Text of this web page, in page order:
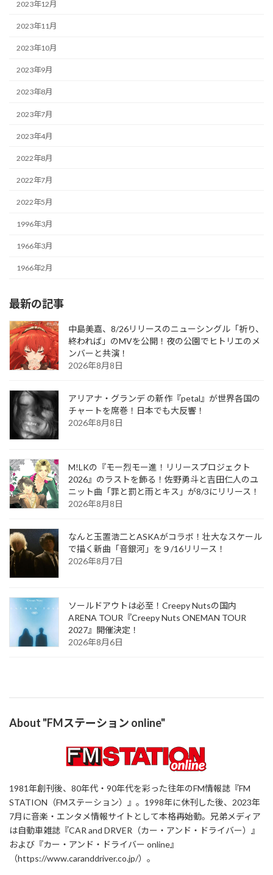
2023年12月
2023年11月
2023年10月
2023年9月
2023年8月
2023年7月
2023年4月
2022年8月
2022年7月
2022年5月
1996年3月
1966年3月
1966年2月
最新の記事
中島美嘉、8/26リリースのニューシングル「祈り、
終われば」のMVを公開！夜の公園でヒトリエのメ
ンバーと共演！
2026年8月8日
アリアナ・グランデ の新作『petal』が世界各国の
チャートを席巻！日本でも大反響！
2026年8月8日
M!LKの『モー烈モー進！リリースプロジェクト
2026』のラストを飾る！佐野勇斗と吉田仁人のユ
ニット曲「罪と罰と雨とキス」が8/3にリリース！
2026年8月8日
なんと玉置浩二とASKAがコラボ！壮大なスケール
で描く新曲「音銀河」を９/16リリース！
2026年8月7日
ソールドアウトは必至！Creepy Nutsの国内
ARENA TOUR『Creepy Nuts ONEMAN TOUR
2027』開催決定！
2026年8月6日
About "FMステーション online"
1981年創刊後、80年代・90年代を彩った往年のFM情報誌『FM
STATION（FMステーション）』。1998年に休刊した後、2023年
7月に音楽・エンタメ情報サイトとして本格再始動。兄弟メディア
は自動車雑誌『CAR and DRVER（カー・アンド・ドライバー）』
および『カー・アンド・ドライバー online』
（https://www.caranddriver.co.jp/）。